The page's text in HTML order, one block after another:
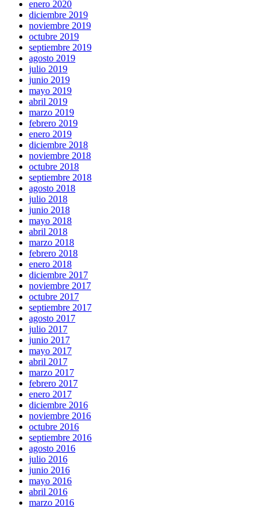
enero 2020
diciembre 2019
noviembre 2019
octubre 2019
septiembre 2019
agosto 2019
julio 2019
junio 2019
mayo 2019
abril 2019
marzo 2019
febrero 2019
enero 2019
diciembre 2018
noviembre 2018
octubre 2018
septiembre 2018
agosto 2018
julio 2018
junio 2018
mayo 2018
abril 2018
marzo 2018
febrero 2018
enero 2018
diciembre 2017
noviembre 2017
octubre 2017
septiembre 2017
agosto 2017
julio 2017
junio 2017
mayo 2017
abril 2017
marzo 2017
febrero 2017
enero 2017
diciembre 2016
noviembre 2016
octubre 2016
septiembre 2016
agosto 2016
julio 2016
junio 2016
mayo 2016
abril 2016
marzo 2016